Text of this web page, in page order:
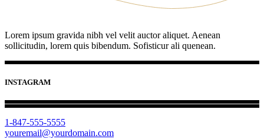
Lorem ipsum gravida nibh vel velit auctor aliquet. Aenean
sollicitudin, lorem quis bibendum. Sofisticur ali quenean.
INSTAGRAM
1-847-555-5555
youremail@yourdomain.com